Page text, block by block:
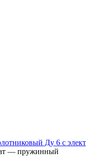
Ду 6 с
— пружинный